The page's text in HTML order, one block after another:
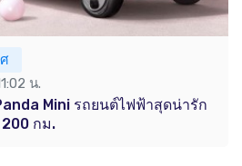
น.
Mini รถยนต์ไฟฟ้าสุดน่ารัก
200 กม.